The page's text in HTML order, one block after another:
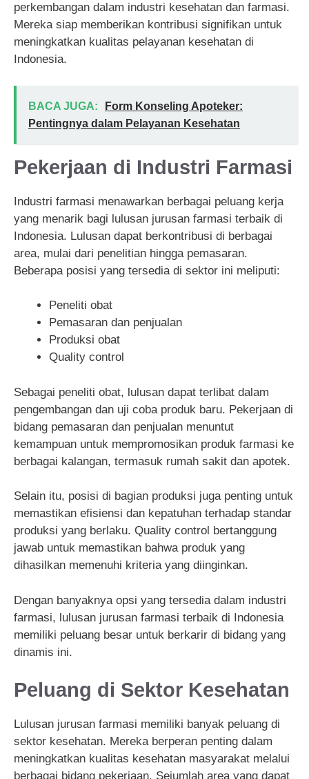
perkembangan dalam industri kesehatan dan farmasi.
Mereka siap memberikan kontribusi signifikan untuk
meningkatkan kualitas pelayanan kesehatan di
Indonesia.
BACA JUGA:
Form Konseling Apoteker:
Pentingnya dalam Pelayanan Kesehatan
Pekerjaan di Industri Farmasi
Industri farmasi menawarkan berbagai peluang kerja
yang menarik bagi lulusan jurusan farmasi terbaik di
Indonesia. Lulusan dapat berkontribusi di berbagai
area, mulai dari penelitian hingga pemasaran.
Beberapa posisi yang tersedia di sektor ini meliputi:
Peneliti obat
Pemasaran dan penjualan
Produksi obat
Quality control
Sebagai peneliti obat, lulusan dapat terlibat dalam
pengembangan dan uji coba produk baru. Pekerjaan di
bidang pemasaran dan penjualan menuntut
kemampuan untuk mempromosikan produk farmasi ke
berbagai kalangan, termasuk rumah sakit dan apotek.
Selain itu, posisi di bagian produksi juga penting untuk
memastikan efisiensi dan kepatuhan terhadap standar
produksi yang berlaku. Quality control bertanggung
jawab untuk memastikan bahwa produk yang
dihasilkan memenuhi kriteria yang diinginkan.
Dengan banyaknya opsi yang tersedia dalam industri
farmasi, lulusan jurusan farmasi terbaik di Indonesia
memiliki peluang besar untuk berkarir di bidang yang
dinamis ini.
Peluang di Sektor Kesehatan
Lulusan jurusan farmasi memiliki banyak peluang di
sektor kesehatan. Mereka berperan penting dalam
meningkatkan kualitas kesehatan masyarakat melalui
berbagai bidang pekerjaan. Sejumlah area yang dapat